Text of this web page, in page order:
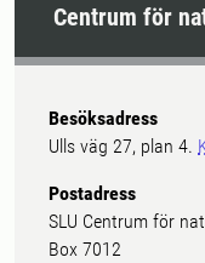
Centrum för
Besöksadress
Ulls väg 27, plan 4.
Postadress
SLU Centrum för
Box 7012